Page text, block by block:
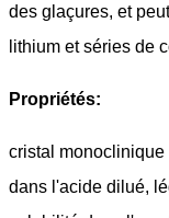
des glaçures, et
lithium et séries de
Propriétés:
cristal
dans l'acide dilué,